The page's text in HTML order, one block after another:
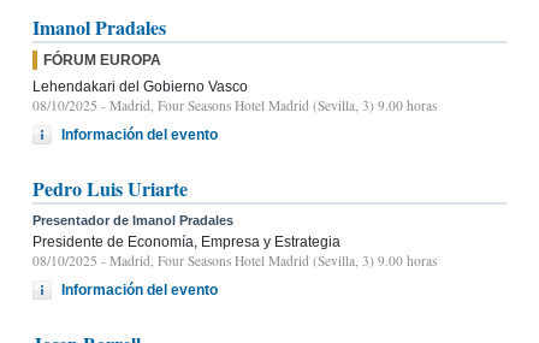
Imanol Pradales
FÓRUM EUROPA
Lehendakari del Gobierno Vasco
08/10/2025 - Madrid, Four Seasons Hotel Madrid (Sevilla, 3) 9.00 horas
Información del evento
Pedro Luis Uriarte
Presentador de Imanol Pradales
Presidente de Economía, Empresa y Estrategia
08/10/2025 - Madrid, Four Seasons Hotel Madrid (Sevilla, 3) 9.00 horas
Información del evento